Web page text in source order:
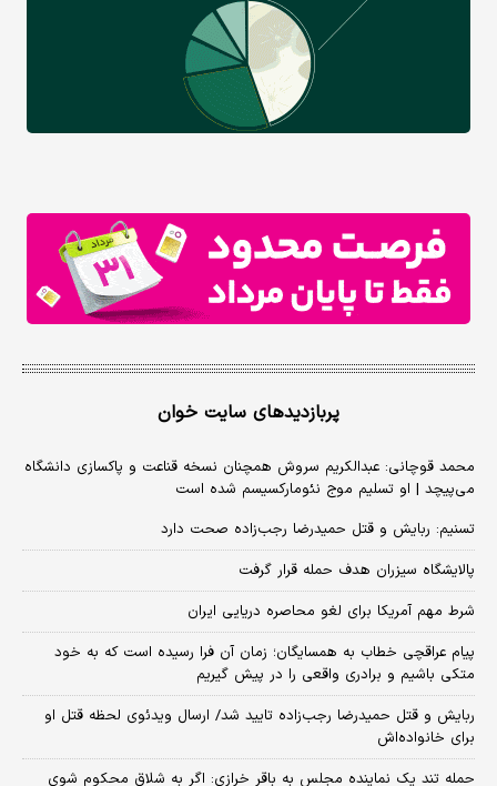
پربازدیدهای سایت خوان
محمد قوچانی: عبدالکریم سروش همچنان نسخه قناعت و پاکسازی دانشگاه
می‌پیچد | او تسلیم موج نئومارکسیسم شده است
تسنیم: ربایش و قتل حمیدرضا رجب‌زاده صحت دارد
پالایشگاه سیزران هدف حمله قرار گرفت
شرط مهم آمریکا برای لغو محاصره دریایی ایران
پیام عراقچی خطاب به همسایگان؛ زمان آن فرا رسیده است که به خود
متکی باشیم و برادری واقعی را در پیش گیریم
ربایش و قتل حمیدرضا رجب‌زاده تایید شد/ ارسال ویدئوی لحظه قتل او
برای خانواده‌اش
حمله تند یک نماینده مجلس به باقر خرازی: اگر به شلاق محکوم شوی